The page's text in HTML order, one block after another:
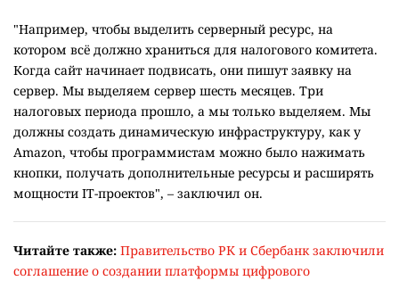
"Например, чтобы выделить серверный ресурс, на
котором всё должно храниться для налогового комитета.
Когда сайт начинает подвисать, они пишут заявку на
сервер. Мы выделяем сервер шесть месяцев. Три
налоговых периода прошло, а мы только выделяем. Мы
должны создать динамическую инфраструктуру, как у
Amazon, чтобы программистам можно было нажимать
кнопки, получать дополнительные ресурсы и расширять
мощности IT-проектов", – заключил он.
Читайте также: Правительство РК и Сбербанк заключили
соглашение о создании платформы цифрового